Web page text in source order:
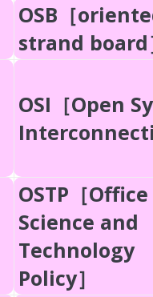
OSB［
strand board
OSI［Open
OSTP［
Science and
Technology
Policy］